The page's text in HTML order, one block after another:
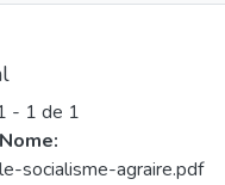
- 1 de 1
Nome:
le-socialisme-agraire.pdf